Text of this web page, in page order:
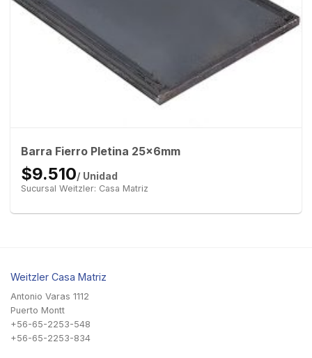
Barra Fierro Pletina 25x6mm
$9.510/ Unidad
Sucursal Weitzler: Casa Matriz
Weitzler Casa Matriz
Antonio Varas 1112
Puerto Montt
+56-65-2253-548
+56-65-2253-834